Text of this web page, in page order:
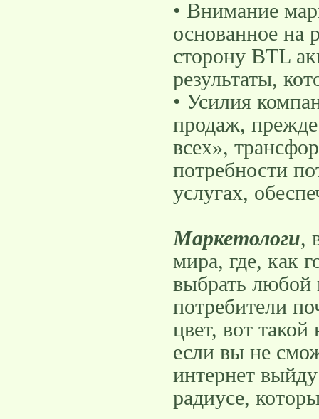
• Внимание
основанное на
сторону BTL
результаты,
• Усилия
продаж,
всех»,
потребности
услугах,
Маркетологи,
мира, где, как
выбрать любой
потребители
цвет, вот
если вы не
интернет
радиусе,